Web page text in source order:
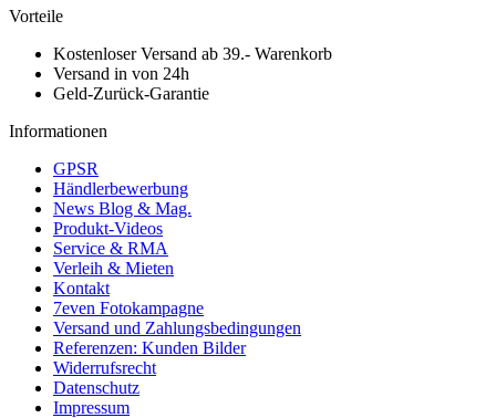
Vorteile
Kostenloser Versand ab 39.- Warenkorb
Versand in von 24h
Geld-Zurück-Garantie
Informationen
GPSR
Händlerbewerbung
News Blog & Mag.
Produkt-Videos
Service & RMA
Verleih & Mieten
Kontakt
7even Fotokampagne
Versand und Zahlungsbedingungen
Referenzen: Kunden Bilder
Widerrufsrecht
Datenschutz
Impressum